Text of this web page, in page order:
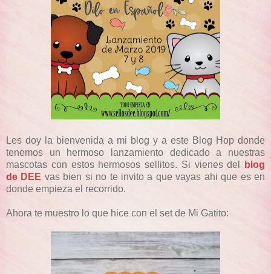
Les doy la bienvenida a mi blog y a este Blog Hop donde
tenemos un hermoso lanzamiento dedicado a nuestras
mascotas con estos hermosos sellitos. Si vienes del
blog
de DEE vas bien si no te invito a que vayas ahi que es en
donde empieza el recorrido.
Ahora te muestro lo que hice con el set de Mi Gatito: